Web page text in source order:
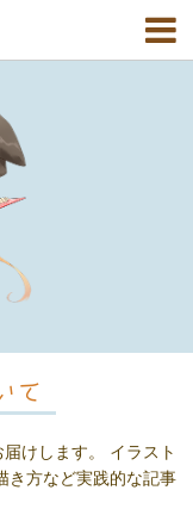
て
けします。
イラスト
き方など実践的な記事